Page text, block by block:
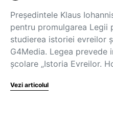
Preşedintele Klaus
pentru promulgarea Legii
studierea istoriei evreilor
G4Media. Legea prevede
şcolare „Istoria Evreilor.
Vezi articolul